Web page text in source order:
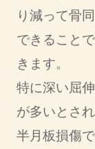
り減って骨
できること
きます。
特に深い屈
が多いとさ
半月板損傷